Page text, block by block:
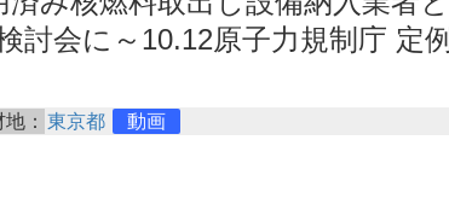
討会に～10.12原子力規制庁 定
： 東京都 動画